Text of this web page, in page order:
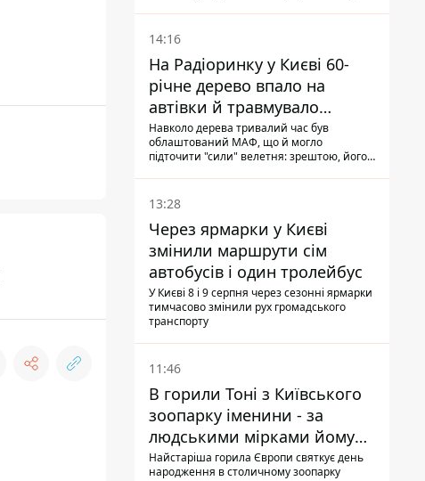
14:16
На Радіоринку у Києві 60-
річне дерево впало на
автівки й травмувало
людину - подробиці
Навколо дерева тривалий час був
облаштований МАФ, що й могло
підточити "сили" велетня: зрештою, його
13:28
Через ярмарки у Києві
змінили маршрути сім
автобусів і один тролейбус
У Києві 8 і 9 серпня через сезонні ярмарки
тимчасово змінили рух громадського
транспорту
11:46
В горили Тоні з Київського
зоопарку іменини - за
людськими мірками йому
вже понад 90 років
Найстаріша горила Європи святкує день
народження в столичному зоопарку